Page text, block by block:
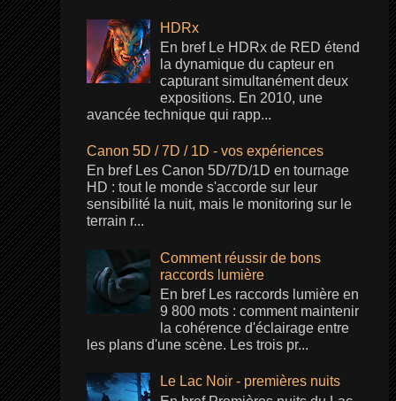
HDRx
En bref Le HDRx de RED étend
la dynamique du capteur en
capturant simultanément deux
expositions. En 2010, une
avancée technique qui rapp...
Canon 5D / 7D / 1D - vos expériences
En bref Les Canon 5D/7D/1D en tournage
HD : tout le monde s'accorde sur leur
sensibilité la nuit, mais le monitoring sur le
terrain r...
Comment réussir de bons
raccords lumière
En bref Les raccords lumière en
9 800 mots : comment maintenir
la cohérence d'éclairage entre
les plans d'une scène. Les trois pr...
Le Lac Noir - premières nuits